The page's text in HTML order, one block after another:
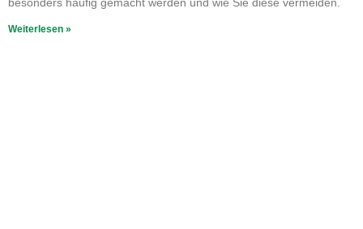
Weiterlesen »